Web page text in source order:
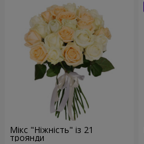
Мікс "Ніжність" із 21
троянди